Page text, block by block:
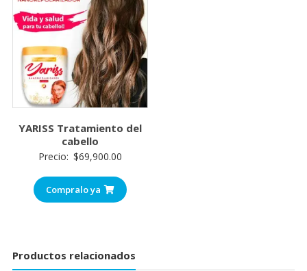
YARISS Tratamiento del
cabello
Precio: $69,900.00
Compralo ya
Productos relacionados